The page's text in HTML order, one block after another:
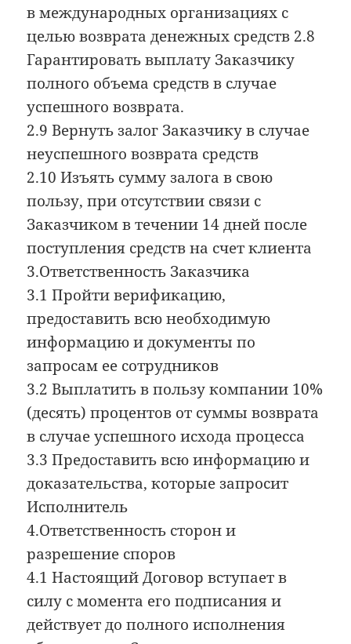
в международных организациях с
целью возврата денежных средств 2.8
Гарантировать выплату Заказчику
полного объема средств в случае
успешного возврата.
2.9 Вернуть залог Заказчику в случае
неуспешного возврата средств
2.10 Изъять сумму залога в свою
пользу, при отсутствии связи с
Заказчиком в течении 14 дней после
поступления средств на счет клиента
3.Ответственность Заказчика
3.1 Пройти верификацию,
предоставить всю необходимую
информацию и документы по
запросам ее сотрудников
3.2 Выплатить в пользу компании 10%
(десять) процентов от суммы возврата
в случае успешного исхода процесса
3.3 Предоставить всю информацию и
доказательства, которые запросит
Исполнитель
4.Ответственность сторон и
разрешение споров
4.1 Настоящий Договор вступает в
силу с момента его подписания и
действует до полного исполнения